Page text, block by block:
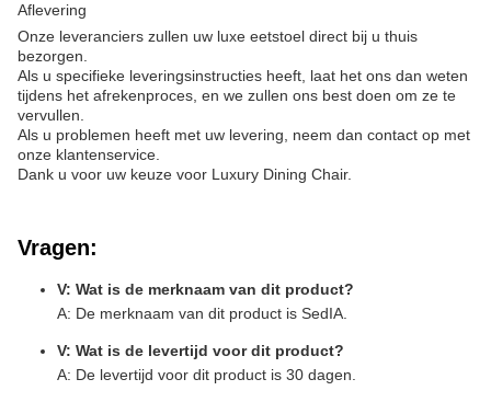
Aflevering
Onze leveranciers zullen uw luxe eetstoel direct bij u thuis
bezorgen.
Als u specifieke leveringsinstructies heeft, laat het ons dan weten
tijdens het afrekenproces, en we zullen ons best doen om ze te
vervullen.
Als u problemen heeft met uw levering, neem dan contact op met
onze klantenservice.
Dank u voor uw keuze voor Luxury Dining Chair.
Vragen:
V: Wat is de merknaam van dit product?
A: De merknaam van dit product is SedIA.
V: Wat is de levertijd voor dit product?
A: De levertijd voor dit product is 30 dagen.